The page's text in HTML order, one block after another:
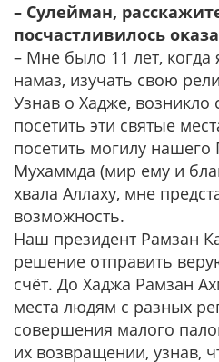
– Сулейман,
посчастливилось
– Мне было 11 лет, когда
намаз, изучать свою
Узнав о Хадже, возникло
посетить эти святые
посетить могилу
Мухаммда (мир ему и
хвала Аллаху, мне
возможность.
Наш президент Рамзан
решение отправить
счёт. До Хаджа Рамзан
места людям с разных
совершения малого
их возвращении, узнав,